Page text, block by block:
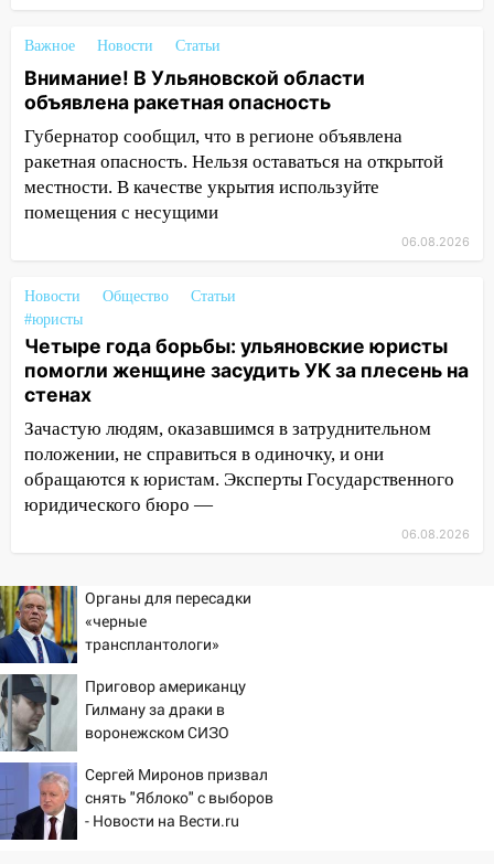
13:36 В Инзе произошел крупный пожар
13:00 В суде защитили репутацию
мужчины, которого необоснованно
обвиняли в жестоком обращении с
животными
12:28 Миллион на «льготниках»: в
Ульяновской области перевозчик
12:10
Ульяновский алиментщик накопил
120 тысяч долга
11:49 Снят режим «Ракетная
опасность» на территории Ульяновской
области
11:30 Кабмин РФ разрешил до 1 июля
2027 года импорт, выпуск и обращение
бензина Евро 2, Евро 3, Евро 4
10:27
Где есть бензин в Ульяновске
днем 6 августа: список АЗС
10:16
Внимание! В Ульяновской области
объявлена ракетная опасность
10:00
В Старомайнском районе утонул
51-летний мужчина
09:50
В Ульяновске черный коршун
застрял в тепловозе
Важное Новости Статьи
Внимание! В Ульяновской области
объявлена ракетная опасность
Губернатор сообщил, что в регионе объявлена
ракетная опасность. Нельзя оставаться на открытой
местности. В качестве укрытия используйте
помещения с несущими
06.08.2026
Новости Общество
Статьи
#юристы
Четыре года борьбы: ульяновские юристы
помогли женщине засудить УК за плесень на
стенах
Зачастую людям, оказавшимся в затруднительном
положении, не справиться в одиночку, и они
обращаются к юристам. Эксперты Государственного
юридического бюро —
06.08.2026
Органы для пересадки
«черные
трансплантологи»
пациентов
Приговор американцу
Гилману за драки в
воронежском СИЗО
Новости на Вести.ru
Сергей Миронов призвал
снять "Яблоко" с выборов
- Новости на Вести.ru